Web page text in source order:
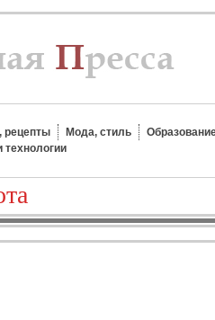
рецепты Мода, стиль
технологии